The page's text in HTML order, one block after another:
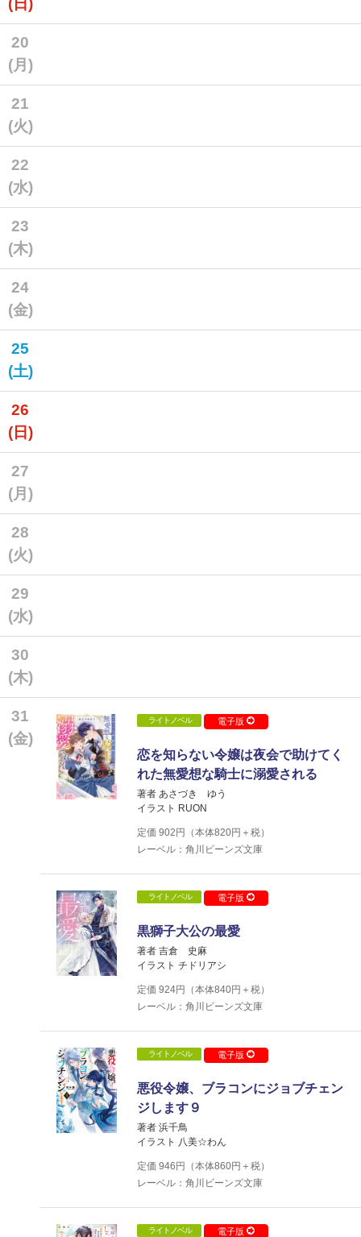
(日)
20
(月)
21
(火)
22
(水)
23
(木)
24
(金)
25
(土)
26
(日)
27
(月)
28
(火)
29
(水)
30
(木)
31
(金)
ライトノベル 電子版
恋を知らない令嬢は夜会で助けてく
れた無愛想な騎士に溺愛される
著者 あさづき ゆう
イラスト RUON
定価 902 円（本体820円＋税）
レーベル：角川ビーンズ文庫
ライトノベル 電子版
黒獅子大公の最愛
著者 吉倉 史麻
イラスト チドリアシ
定価 924円（本体840円＋税）
レーベル：角川ビーンズ文庫
ライトノベル 電子版
悪役令嬢、ブラコンにジョブチェン
ジします９
著者 浜千鳥
イラスト 八美☆わん
定価 946 円（本体860円＋税）
レーベル：角川ビーンズ文庫
ライトノベル 電子版